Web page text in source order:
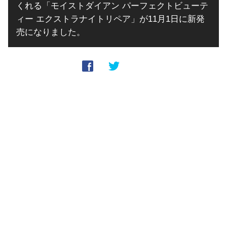
くれる「モイストダイアン パーフェクトビューテ
ィー エクストラナイトリペア」が11月1日に新発
売になりました。